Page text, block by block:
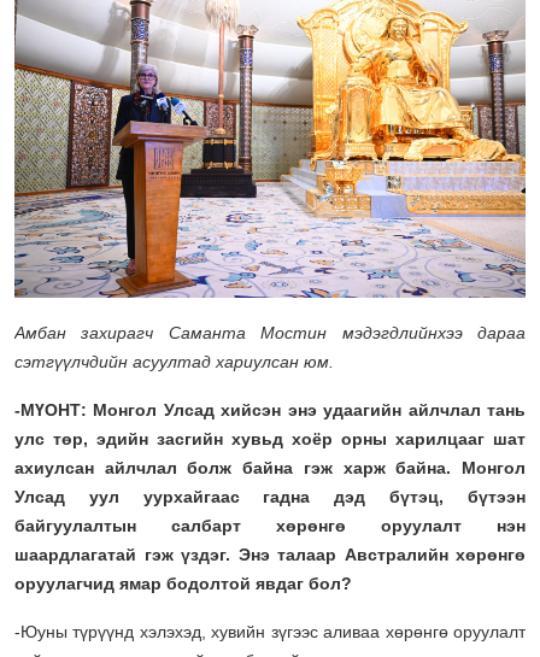
Амбан захирагч Саманта Мостин мэдэгдлийнхээ дараа
сэтгүүлчдийн асуултад хариулсан юм.
-МҮОНТ: Монгол Улсад хийсэн энэ удаагийн айлчлал тань
улс төр, эдийн засгийн хувьд хоёр орны харилцааг шат
ахиулсан айлчлал болж байна гэж харж байна. Монгол
Улсад уул уурхайгаас гадна дэд бүтэц, бүтээн
байгуулалтын салбарт хөрөнгө оруулалт нэн
шаардлагатай гэж үздэг. Энэ талаар Австралийн хөрөнгө
оруулагчид ямар бодолтой явдаг бол?
-Юуны түрүүнд хэлэхэд, хувийн зүгээс аливаа хөрөнгө оруулалт